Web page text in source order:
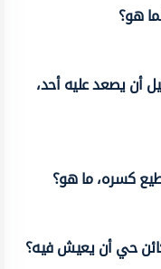
هو؟
أن يصعد عليه أحد،
كسره، ما هو؟
حي أن يعيش فيه؟